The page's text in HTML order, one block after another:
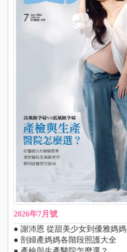
2026年7月號
● 謝沛恩 從甜美少女到優雅媽媽
● 剖婦產媽媽各階段照護大全